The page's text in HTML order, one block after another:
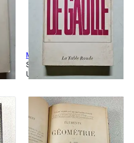
Mauriac sous De Gaulle
Softcover
Used